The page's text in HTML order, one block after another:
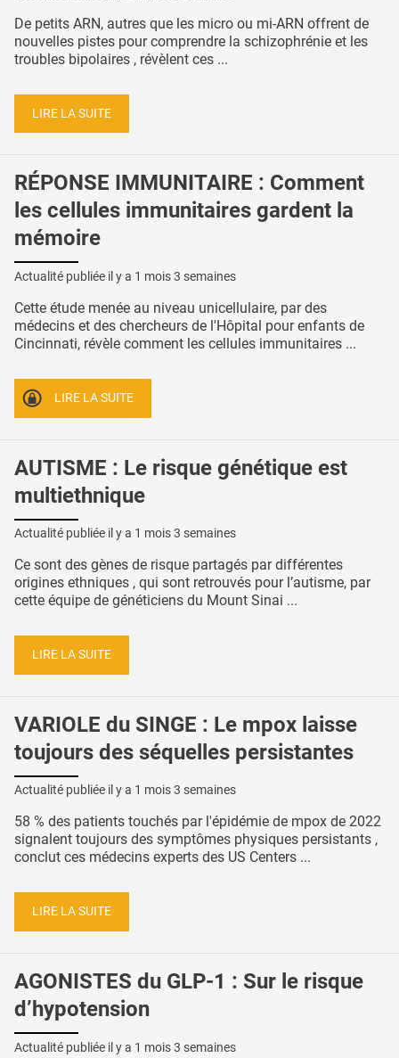
De petits ARN, autres que les micro ou mi-ARN offrent de
nouvelles pistes pour comprendre la schizophrénie et les
troubles bipolaires , révèlent ces ...
LIRE LA SUITE
RÉPONSE IMMUNITAIRE : Comment
les cellules immunitaires gardent la
mémoire
Actualité publiée il y a 1 mois 3 semaines
Cette étude menée au niveau unicellulaire, par des
médecins et des chercheurs de l'Hôpital pour enfants de
Cincinnati, révèle comment les cellules immunitaires ...
LIRE LA SUITE
AUTISME : Le risque génétique est
multiethnique
Actualité publiée il y a 1 mois 3 semaines
Ce sont des gènes de risque partagés par différentes
origines ethniques , qui sont retrouvés pour l’autisme, par
cette équipe de généticiens du Mount Sinai ...
LIRE LA SUITE
VARIOLE du SINGE : Le mpox laisse
toujours des séquelles persistantes
Actualité publiée il y a 1 mois 3 semaines
58 % des patients touchés par l'épidémie de mpox de 2022
signalent toujours des symptômes physiques persistants ,
conclut ces médecins experts des US Centers ...
LIRE LA SUITE
AGONISTES du GLP-1 : Sur le risque
d’hypotension
Actualité publiée il y a 1 mois 3 semaines